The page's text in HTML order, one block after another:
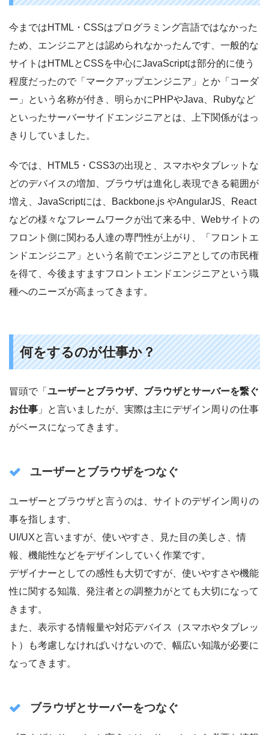
今まではHTML・CSSはプログラミング言語ではなかった
ため、エンジニアとは認められなかったんです、一般的な
サイトはHTMLとCSSを中心にJavaScriptは部分的に使う
程度だったので「マークアップエンジニア」とか「コーダ
ー」という名称が付き、明らかにPHPやJava、Rubyなど
といったサーバーサイドエンジニアとは、上下関係がはっ
きりしていました。
今では、HTML5・CSS3の出現と、スマホやタブレットな
どのデバイスの増加、ブラウザは進化し表現できる範囲が
増え、JavaScriptには、Backbone.js やAngularJS、React
などの様々なフレームワークが出て来る中、Webサイトの
フロント側に関わる人達の専門性が上がり、「フロントエ
ンドエンジニア」という名前でエンジニアとしての市民権
を得て、今後ますますフロントエンドエンジニアという職
種へのニーズが高まってきます。
何をするのが仕事か？
冒頭で「 ユーザーとブラウザ、ブラウザとサーバーを繋ぐ
お仕事 」と言いましたが、実際は主にデザイン周りの仕事
がベースになってきます。
ユーザーとブラウザをつなぐ
ユーザーとブラウザと言うのは、サイトのデザイン周りの
事を指します、
UI/UXと言いますが、使いやすさ、見た目の美しさ、情
報、機能性などをデザインしていく作業です。
デザイナーとしての感性も大切ですが、使いやすさや機能
性に関する知識、発注者との調整力がとても大切になって
きます。
また、表示する情報量や対応デバイス（スマホやタブレッ
ト）も考慮しなければいけないので、幅広い知識が必要に
なってきます。
ブラウザとサーバーをつなぐ